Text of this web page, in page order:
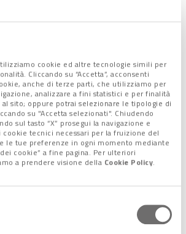
cookie ed altre tecnologie simili per
Cliccando su “Accetta”, acconsenti
anche di terze parti, che utilizziamo per
analizzare a fini statistici e per finalità
sito; oppure potrai selezionare le tipologie di
su "Accetta selezionati". Chiudendo
sul tasto “X” prosegui la navigazione e
cookie tecnici necessari per la fruizione del
le tue preferenze in ogni momento mediante
cookie” a fine pagina. Per ulteriori
a prendere visione della Cookie Policy.
le
gatti.
a un